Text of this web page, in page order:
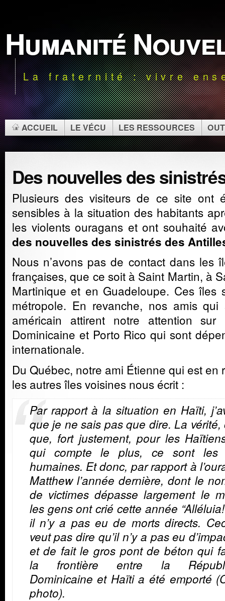
Humanité
La fraternité : vivre
ACCUEIL LE VÉCU LES RESSOURCES
Des nouvelles des
Plusieurs des visiteurs de ce site ont
sensibles à la situation des habitants
les violents ouragans et ont souhaité
des nouvelles des sinistrés des
Nous n’avons pas de contact dans les
françaises, que ce soit à Saint Martin, à
Martinique et en Guadeloupe. Ces îles
métropole. En revanche, nos amis
américain attirent notre attention
Dominicaine et Porto Rico qui sont
internationale.
Du Québec, notre ami Étienne qui est en
les autres îles voisines nous écrit :
Par rapport à la situation en Haïti,
que je ne sais pas que dire. La vérité,
que, fort justement, pour les
qui compte le plus, ce sont les
humaines. Et donc, par rapport à
Matthew l’année dernière, dont le
de victimes dépasse largement le
les gens ont crié cette année
il n’y a pas eu de morts directs.
veut pas dire qu’il n’y a pas eu
et de fait le gros pont de béton qui
la frontière entre la
Dominicaine et Haïti a été emporté
photo).